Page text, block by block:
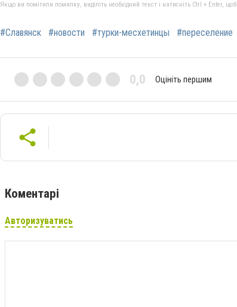
Якщо ви помітили помилку, виділіть необхідний текст і натисніть Ctrl + Enter,
#Славянск #новости #турки-месхетинцы #переселение
0,0 Оцініть першим
Коментарі
Авторизуватись